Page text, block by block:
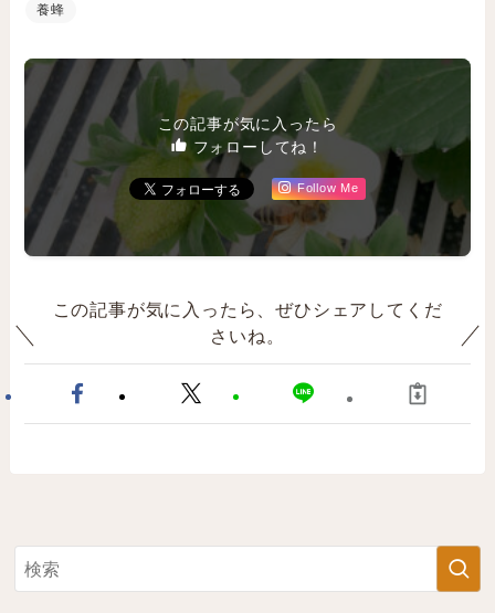
養蜂
この記事が気に入ったら
フォローしてね！
Follow Me
この記事が気に入ったら、ぜひシェアしてくだ
さいね。